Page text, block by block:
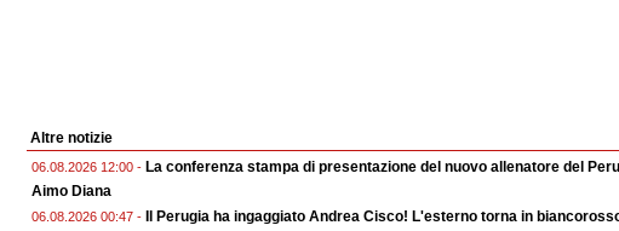
Altre notizie
06.08.2026 12:00 - La conferenza stampa di presentazione del nuovo allenatore del
Aimo Diana
06.08.2026 00:47 -
Il Perugia ha ingaggiato Andrea Cisco! L'esterno torna in